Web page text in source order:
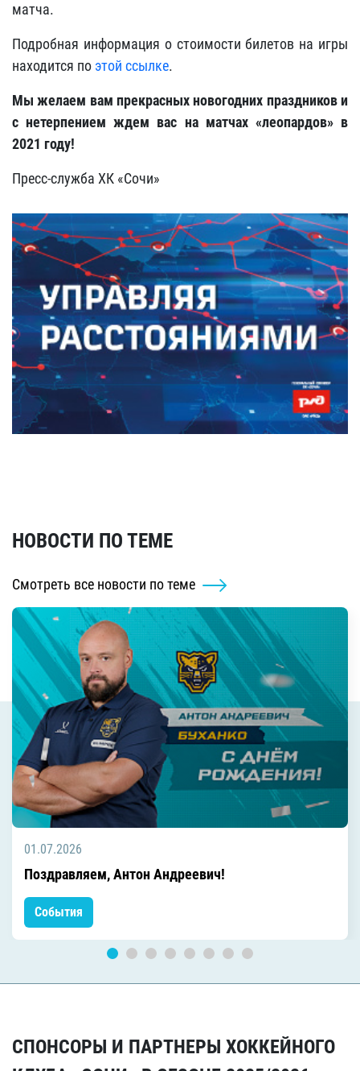
матча.
Подробная информация о стоимости билетов на игры
находится по этой ссылке.
Мы желаем вам прекрасных новогодних праздников и
с нетерпением ждем вас на матчах «леопардов» в
2021 году!
Пресс-служба ХК «Сочи»
НОВОСТИ ПО ТЕМЕ
Смотреть все новости по теме
01.07.2026
Поздравляем, Антон Андреевич!
События
СПОНСОРЫ И ПАРТНЕРЫ ХОККЕЙНОГО